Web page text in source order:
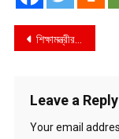
Post
শিক্ষামন্ত্রীর কড়া ‍হুঁশিয়ারি
Leave a Reply
Your email